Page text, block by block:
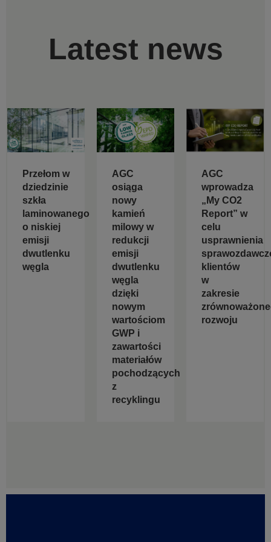
Latest news
Przełom w
dziedzinie
szkła
laminowanego
o niskiej
emisji
dwutlenku
węgla
AGC
osiąga
nowy
kamień
milowy w
redukcji
emisji
dwutlenku
węgla
dzięki
nowym
wartościom
GWP i
zawartości
materiałów
pochodzących
z
recyklingu
AGC
wprowadza
„My CO2
Report” w
celu
usprawnienia
klientów
w
zakresie
rozwoju